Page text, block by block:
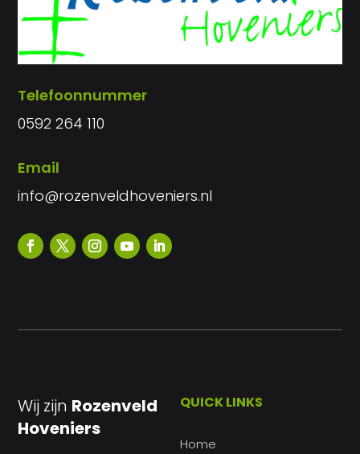
Telefoonnummer
0592 264 110
Email
info@rozenveldhoveniers.nl
Wij zijn Rozenveld
Hoveniers
QUICK LINKS
Home